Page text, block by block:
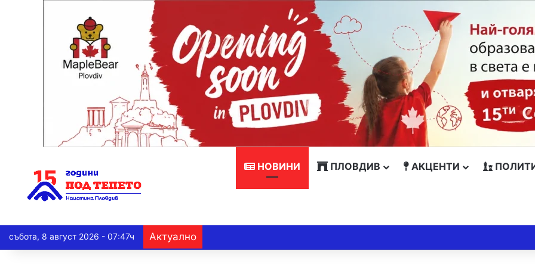
НОВИНИ ПЛОВДИВ АКЦЕНТИ
събота, 8 август 2026 - 07:47ч Актуално